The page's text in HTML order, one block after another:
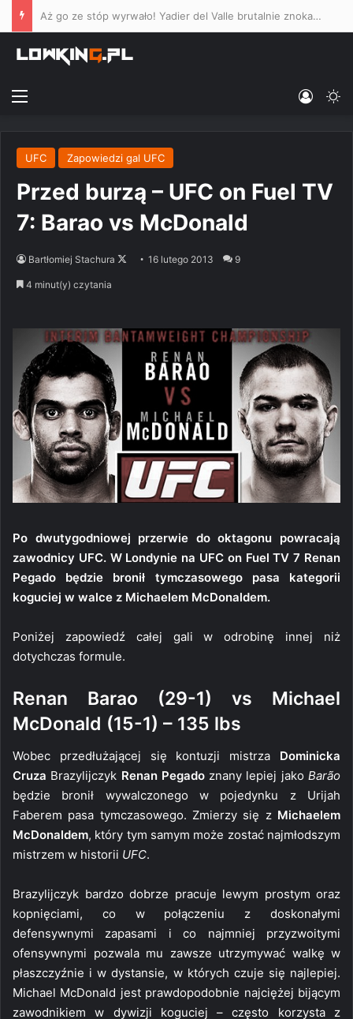
Aż go ze stóp wyrwało! Yadier del Valle brutalnie znokautował Darrena Elkinsa na UFC Vegas (VIDEO)
Menu Log In
UFC Zapowiedzi gal UFC
Przed burzą – UFC on Fuel TV
7: Barao vs McDonald
Bartłomiej Stachura
Follow16 lutego 2013 9
4 minut(y) czytania
Po dwutygodniowej przerwie do oktagonu powracają
zawodnicy UFC. W Londynie na UFC on Fuel TV 7 Renan
Pegado będzie bronił tymczasowego pasa kategorii
koguciej w walce z Michaelem McDonaldem.
Poniżej zapowiedź całej gali w odrobinę innej niż
dotychczas formule.
Renan Barao (29-1) vs Michael
McDonald (15-1) – 135 lbs
Wobec przedłużającej się kontuzji mistrza Dominicka
Cruza Brazylijczyk Renan Pegadoznany lepiej jakoBarão
będzie bronił wywalczonego w pojedynku z Urijah
Faberem pasa tymczasowego. Zmierzy się z Michaelem
McDonaldem, który tym samym może zostać najmłodszym
mistrzem w historii UFC.
Brazylijczyk bardzo dobrze pracuje lewym prostym oraz
kopnięciami, co w połączeniu z doskonałymi
defensywnymi zapasami i co najmniej przyzwoitymi
ofensywnymi pozwala mu zawsze utrzymywać walkę w
płaszczyźnie i w dystansie, w których czuje się najlepiej.
Michael McDonald jest prawdopodobnie najciężej bijącym
zawodnikiem w dywizji koguciej – często korzysta z